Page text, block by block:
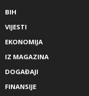
BIH
VIJESTI
EKONOMIJA
IZ MAGAZINA
DOGAĐAJI
FINANSIJE